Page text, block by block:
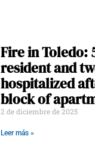
Fire in Toledo:
resident and
hospitalized
block of
2 de diciembre de 2025
Leer más »